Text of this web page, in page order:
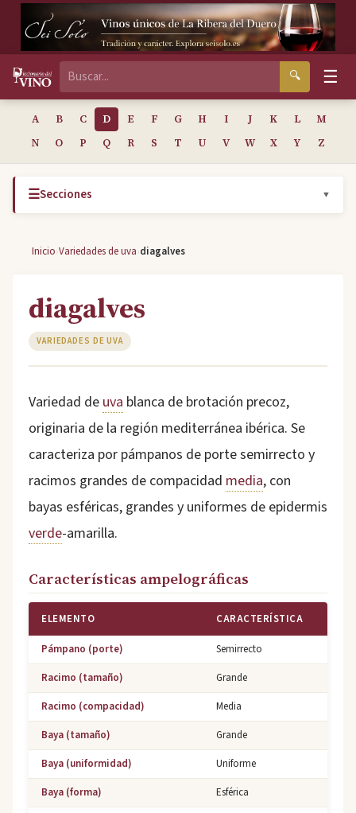
🔍 ☰
A B C D E F G H I J K L
M
N
O P Q R S T U V W X Y Z
☰Secciones ▼
Inicio›Variedades de uva›diagalves
diagalves
VARIEDADES DE UVA
Variedad de uva blanca de brotación precoz,
originaria de la región mediterránea ibérica. Se
caracteriza por pámpanos de porte semirrecto y
racimos grandes de compacidad media, con
bayas esféricas, grandes y uniformes de epidermis
verde-amarilla.
Características ampelográficas
ELEMENTO CARACTERÍSTICA
Pámpano (porte)
Semirrecto
Racimo (tamaño)
Grande
Racimo (compacidad)
Media
Baya (tamaño)
Grande
Baya (uniformidad)
Uniforme
Baya (forma)
Esférica